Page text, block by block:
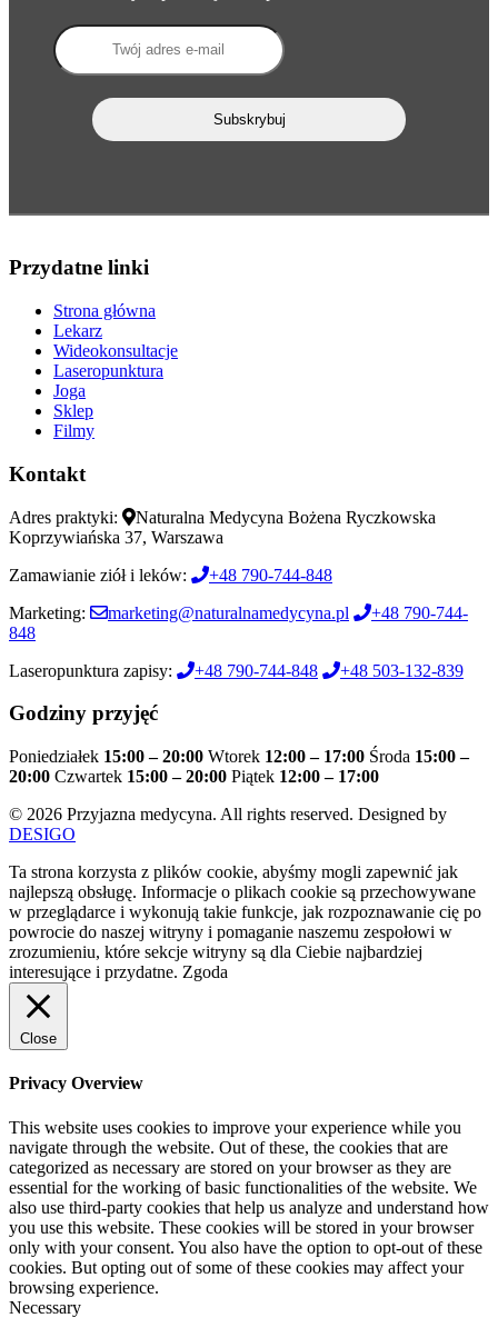
Przydatne linki
Strona główna
Lekarz
Wideokonsultacje
Laseropunktura
Joga
Sklep
Filmy
Kontakt
Adres praktyki:
Naturalna Medycyna Bożena Ryczkowska
Koprzywiańska 37, Warszawa
Zamawianie ziół i leków:
+48 790-744-848
Marketing:
marketing@naturalnamedycyna.pl
+48 790-744-
848
Laseropunktura zapisy:
+48 790-744-848 +48 503-132-839
Godziny przyjęć
Poniedziałek 15:00 – 20:00 Wtorek 12:00 – 17:00 Środa 15:00 –
20:00 Czwartek 15:00 – 20:00 Piątek 12:00 – 17:00
© 2026 Przyjazna medycyna. All rights reserved. Designed by
DESIGO
Ta strona korzysta z plików cookie, abyśmy mogli zapewnić jak
najlepszą obsługę. Informacje o plikach cookie są przechowywane
w przeglądarce i wykonują takie funkcje, jak rozpoznawanie cię po
powrocie do naszej witryny i pomaganie naszemu zespołowi w
zrozumieniu, które sekcje witryny są dla Ciebie najbardziej
interesujące i przydatne. Zgoda
Close
Privacy Overview
This website uses cookies to improve your experience while you
navigate through the website. Out of these, the cookies that are
categorized as necessary are stored on your browser as they are
essential for the working of basic functionalities of the website. We
also use third-party cookies that help us analyze and understand how
you use this website. These cookies will be stored in your browser
only with your consent. You also have the option to opt-out of these
cookies. But opting out of some of these cookies may affect your
browsing experience.
Necessary